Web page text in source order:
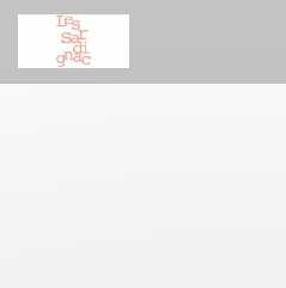
Πίνακας διαχείρισης "Μπισκότων"